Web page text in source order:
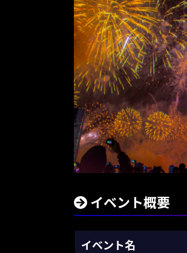
イベント概要
イベント名